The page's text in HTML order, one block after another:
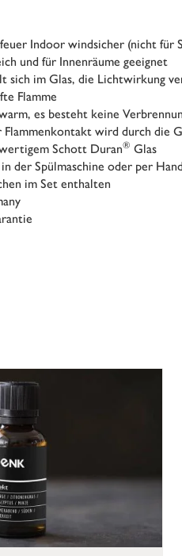
Indoor windsicher (nicht
und für Innenräume geeignet
sich im Glas, die Lichtwirkung
Flamme
es besteht keine
wird durch die
Schott Duran® Glas
der Spülmaschine oder per Hand
im Set enthalten